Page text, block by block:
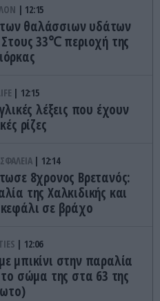
12:15
θαλάσσιων υδάτων
33℃ περιοχή της
12:15
λέξεις που έχουν
ρίζες
12:14
8χρονος Βρετανός:
της Χαλκιδικής και
σε βράχο
12:06
μπικίνι στην παραλία
το σώμα της στα 63 της